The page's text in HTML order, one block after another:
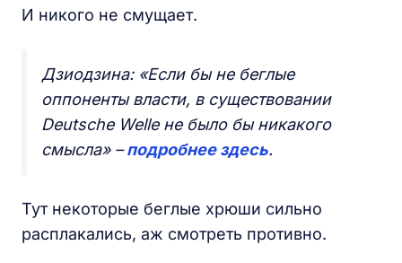
И никого не смущает.
Дзиодзина: «Если бы не беглые
оппоненты власти, в существовании
Deutsche Welle не было бы никакого
смысла» –подробнее здесь.
Тут некоторые беглые хрюши сильно
расплакались, аж смотреть противно.